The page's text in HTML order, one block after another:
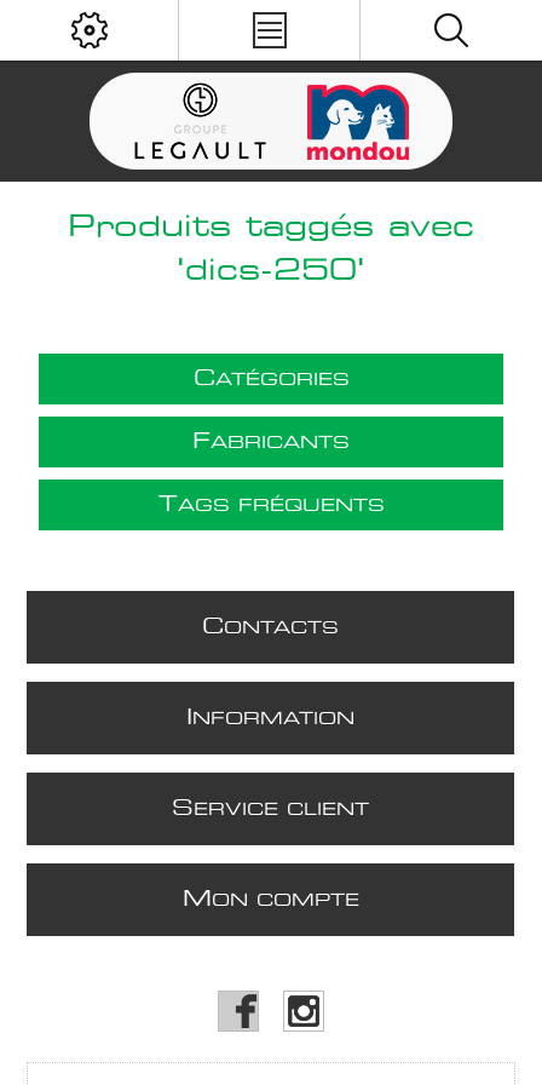
Produits taggés avec
'dics-250'
CATÉGORIES
FABRICANTS
TAGS FRÉQUENTS
CONTACTS
NFORMATION
S ERVICE CLIENT
M ON COMPTE